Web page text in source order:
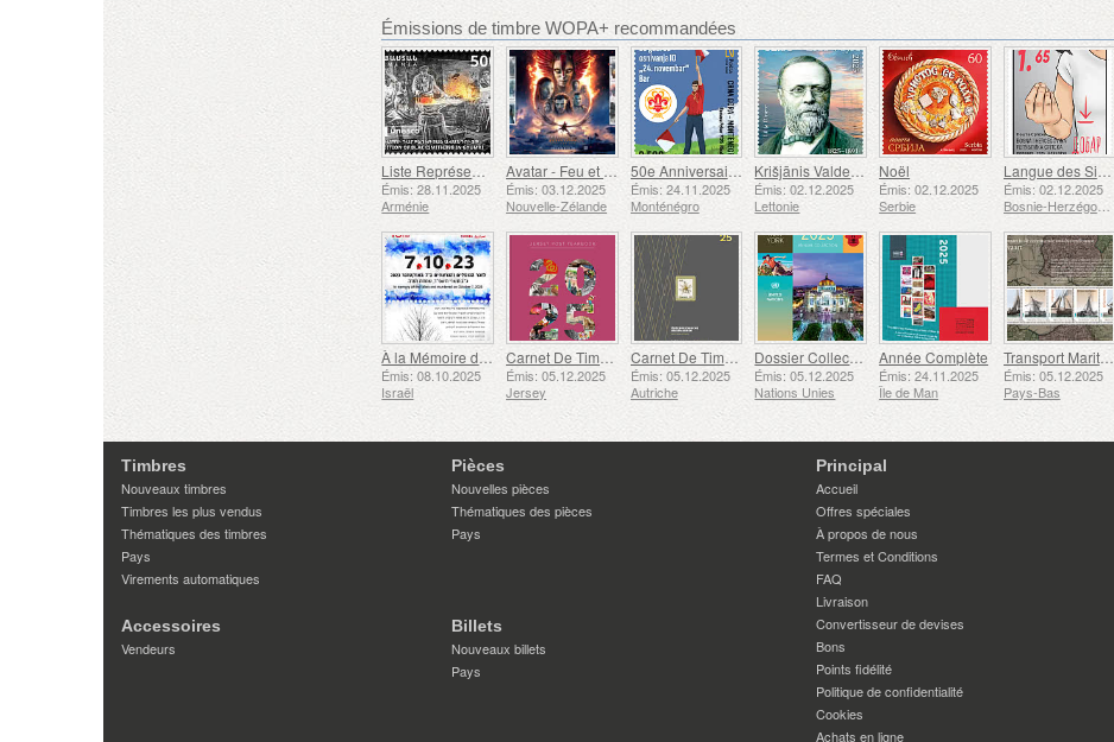
Émissions de timbre WOPA+ recommandées
Liste Représentative du Patrimoine Culturel Immatériel de l'humanité de l'UNESCO - Tradition de la Forge à Gyumri
Émis: 28.11.2025
Arménie
Avatar - Feu et Cendres
Émis: 03.12.2025
Nouvelle-Zélande
50e Anniversaire de la Fondation du Bar Scout du 24 Novembre
Émis: 24.11.2025
Monténégro
Krišjānis Valdemārs
Émis: 02.12.2025
Lettonie
Noël
Émis: 02.12.2025
Serbie
Langue des Signes - Bien
Émis: 02.12.2025
Bosnie-Herzégovine - République de Srpska
À la Mémoire des Morts et des Assassinés le 7 Octobre 2023
Émis: 08.10.2025
Israël
Carnet De Timbres
Émis: 05.12.2025
Jersey
Carnet De Timbres
Émis: 05.12.2025
Autriche
Dossier Collection Annuelle (New York)
Émis: 05.12.2025
Nations Unies
Année Complète
Émis: 24.11.2025
Île de Man
Transport Maritime aux XVIIe et XVIIIe Siècles – Transport de Tourbe
Émis: 05.12.2025
Pays-Bas
Timbres
Nouveaux timbres
Timbres les plus vendus
Thématiques des timbres
Pays
Virements automatiques
Pièces
Nouvelles pièces
Thématiques des pièces
Pays
Accessoires
Vendeurs
Billets
Nouveaux billets
Pays
Principal
Accueil
Offres spéciales
À propos de nous
Termes et Conditions
FAQ
Livraison
Convertisseur de devises
Bons
Points fidélité
Politique de confidentialité
Cookies
Achats en ligne